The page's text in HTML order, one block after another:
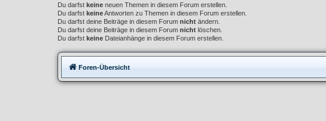
Du darfst keine neuen Themen in diesem Forum erstellen.
Du darfst keineAntworten zu Themen in diesem Forum erstellen.
Du darfst deine Beiträge in diesem Forum nicht ändern.
Du darfst deine Beiträge in diesem Forum nicht löschen.
Du darfst keine Dateianhänge in diesem Forum erstellen.
Foren-Übersicht